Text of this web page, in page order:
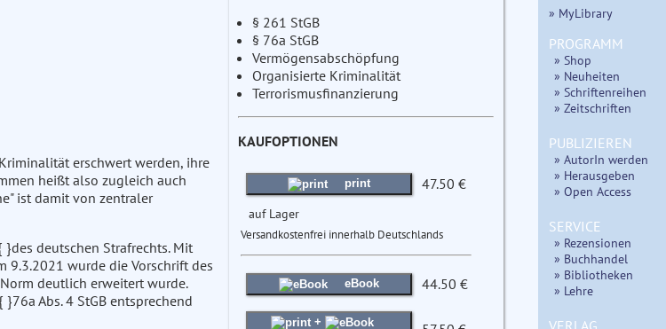
erschwert werden, ihre
heißt also zugleich auch
ist damit von zentraler
deutschen Strafrechts. Mit
9.3.2021 wurde die Vorschrift des
deutlich erweitert wurde.
Abs. 4 StGB entsprechend
§ 261 StGB
§ 76a StGB
Vermögensabschöpfung
Organisierte Kriminalität
Terrorismusfinanzierung
KAUFOPTIONEN
print 47.50 €
auf Lager
Versandkostenfrei innerhalb Deutschlands
eBook 44.50 €
+
» MyLibrary
PROGRAMM
» Shop
» Neuheiten
» Schriftenreihen
» Zeitschriften
PUBLIZIEREN
» AutorIn werden
» Herausgeben
» Open Access
SERVICE
» Rezensionen
» Buchhandel
» Bibliotheken
» Lehre
VERLAG